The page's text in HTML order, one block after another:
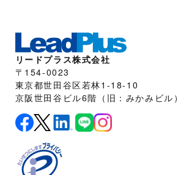
リードプラス株式会社
〒154-0023
東京都世田谷区若林1-18-10
京阪世田谷ビル6階（旧：みかみビル）